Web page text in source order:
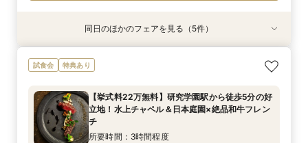
9/4(金)
【タイパ重視！60分で完結◎】オンラインで会
場案内＆相談会
12:00〜
13:00〜
特典あり
9/4(金)
【6名～30名の少人数婚】挙式＆会食Newプラ
ン誕生！無料試食付
12:00〜
13:00〜
16:00〜
特典あり
9/4(金)
1件目がお得★1stステップ相談会＆試食×予算相
談*商品券1万円
12:00〜
13:00〜
16:00〜
9/4(金)
【2件目以上の方】最短60分！《会場選び&見積
もり》徹底比較相談会
12:00〜
13:00〜
16:00〜
特典あり
9/4(金)
【和婚をお考えの方へ】挙式会場見学&「和」の
演出体験♪常陸牛と旬のお魚料理の贅沢食べ比べ
希望をじっくり伺い専属プランナーがご提案♪
所要時間：3時間程度
14:00〜
15:00〜
同日のほかのフェアを見る（5件）
試食会 特典あり
【挙式料22万無料】研究学園駅から徒歩5分の好
立地！水上チャペル＆日本庭園×絶品和牛フレン
チ
所要時間：3時間程度